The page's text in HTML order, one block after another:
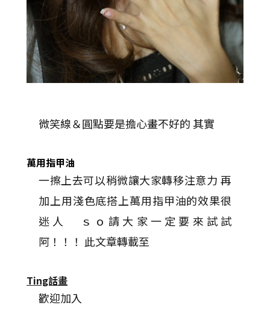
微笑線＆圓點要是擔心畫不好的 其實
萬用指甲油
一擦上去可以稍微讓大家轉移注意力 再
加上用淺色底搭上萬用指甲油的效果很
迷人 ｓｏ請大家一定要來試試
阿！！！ 此文章轉載至
Ting話畫
歡迎加入